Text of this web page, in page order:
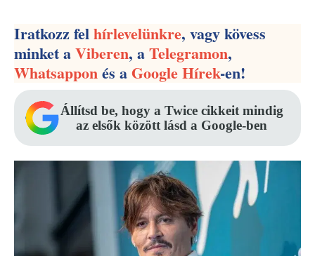
Iratkozz felhírlevelünkre, vagy kövess
minket aViberen, aTelegramon,
Whatsapponés aGoogle Hírek-en!
Állítsd be, hogy a Twice cikkeit mindig
az elsők között lásd a Google-ben